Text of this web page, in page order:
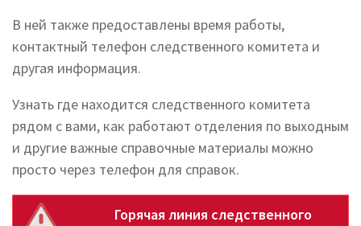
В ней также предоставлены время работы,
контактный телефон следственного комитета и
другая информация.
Узнать где находится следственного комитета
рядом с вами, как работают отделения по выходным
и другие важные справочные материалы можно
просто через телефон для справок.
Горячая линия следственного